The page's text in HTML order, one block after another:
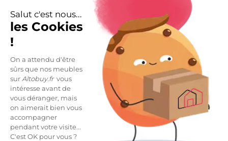
Salut c'est nous...
les Cookies
!
On a attendu d'être
sûrs que nos meubles
sur Altobuy.frvous
intéresse avant de
vous déranger, mais
on aimerait bien vous
accompagner
pendant votre visite...
C'est OK pour vous ?
repliant le tissu sur lui-même. Peut aussi servir de
nappe ou de plaid ! Une conception en double gaze
de coton, légère, fluide et confortable. Une matière
qui gagne en souplesse et en douceur au fil des
lavages. Naturellement froissée : pas besoin de
repasser !
Fabrication 100% Coton, densité 125 g/m2. Coutures
des bords en points de bourdon ton sur ton (anti-
effilochage). Rideau vendu à l'unité. Produit certifié
OEKO-TEX.
Dimensions : 140x300cm.